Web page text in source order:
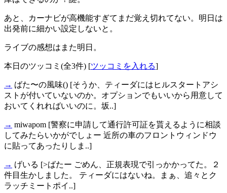
あと、カーナビが高機能すぎてまだ覚え切れてない。明日は
出発前に細かい設定しないと。
ライブの感想はまた明日。
本日のツッコミ(全3件) [ツッコミを入れる]
→ ばた〜の風味() [そうか、ティーダにはヒルスタートアシ
ストが付いていないのか。オプションでもいいから用意して
おいてくれればいいのに。坂..]
→ miwapom [警察に申請して通行許可証を貰えるように相談
してみたらいかがでしょー 近所の車のフロントウィンドウ
に貼ってあったりしま..]
→ げいる [>ばたー ごめん、正規表現で引っかかってた。２
件目生かしました。 ティーダにはないね。まぁ、追々とク
ラッチミートポイ..]